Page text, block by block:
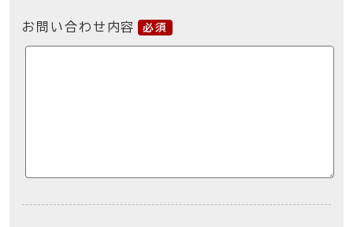
お問い合わせ内容 必須